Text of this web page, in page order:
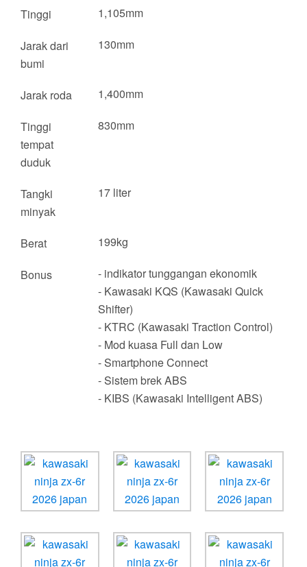
Tinggi 1,105mm
Jarak dari
bumi
130mm
Jarak roda 1,400mm
Tinggi
tempat
duduk
830mm
Tangki
minyak
17 liter
Berat 199kg
Bonus
- indikator tunggangan ekonomik
- Kawasaki KQS (Kawasaki Quick
Shifter)
- KTRC (Kawasaki Traction Control)
- Mod kuasa Full dan Low
- Smartphone Connect
- Sistem brek ABS
- KIBS (Kawasaki Intelligent ABS)